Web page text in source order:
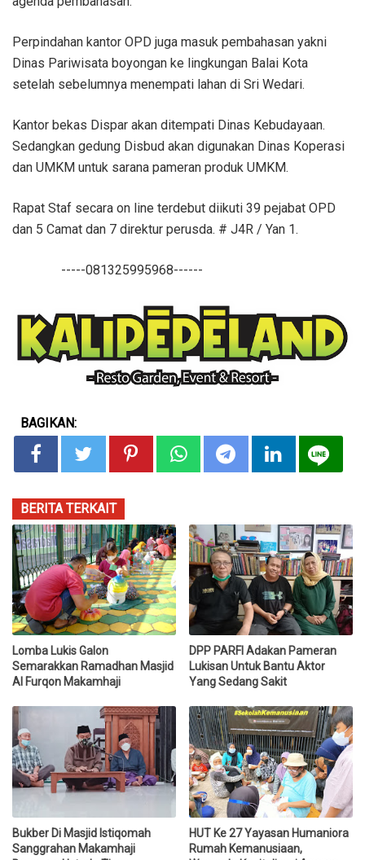
Perpindahan kantor OPD juga masuk pembahasan yakni
Dinas Pariwisata boyongan ke lingkungan Balai Kota
setelah sebelumnya menempati lahan di Sri Wedari.
Kantor bekas Dispar akan ditempati Dinas Kebudayaan.
Sedangkan gedung Disbud akan digunakan Dinas Koperasi
dan UMKM untuk sarana pameran produk UMKM.
Rapat Staf secara on line terdebut diikuti 39 pejabat OPD
dan 5 Camat dan 7 direktur perusda. # J4R / Yan 1.
-----081325995968------
BAGIKAN:
BERITA TERKAIT
Lomba Lukis Galon
Semarakkan Ramadhan Masjid
Al Furqon Makamhaji
DPP PARFI Adakan Pameran
Lukisan Untuk Bantu Aktor
Yang Sedang Sakit
Bukber Di Masjid Istiqomah
Sanggrahan Makamhaji
HUT Ke 27 Yayasan Humaniora
Rumah Kemanusiaan,